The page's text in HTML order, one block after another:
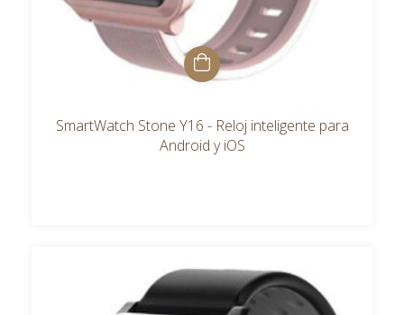
SmartWatch Stone Y16 - Reloj inteligente para
Android y iOS